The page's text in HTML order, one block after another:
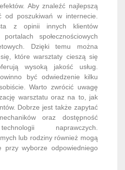
Aby znaleźć najlepszą
od poszukiwań w internecie.
z opinii innych klientów
społecznościowych
Dzięki temu można
które warsztaty cieszą się
wysoką jakość usług.
być odwiedzenie kilku
Warto zwrócić uwagę
warsztatu oraz na to, jak
Dobrze jest także zapytać
oraz dostępność
naprawczych.
lub rodziny również mogą
przy wyborze odpowiedniego